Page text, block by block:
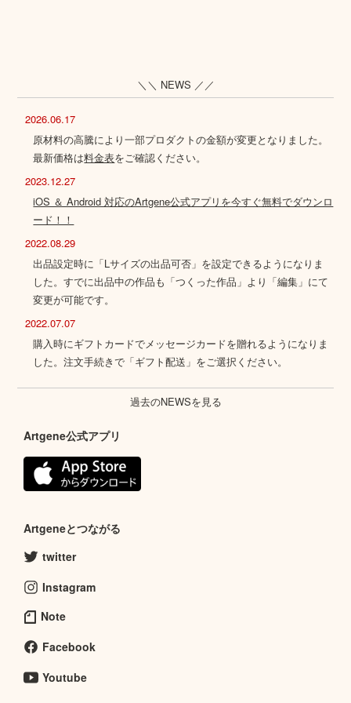
＼＼ NEWS ／／
2026.06.17
原材料の高騰により一部プロダクトの金額が変更となりました。
最新価格は料金表をご確認ください。
2023.12.27
iOS ＆ Android 対応のArtgene公式アプリを今すぐ無料でダウンロ
ード！！
2022.08.29
出品設定時に「Lサイズの出品可否」を設定できるようになりま
した。すでに出品中の作品も「つくった作品」より「編集」にて
変更が可能です。
2022.07.07
購入時にギフトカードでメッセージカードを贈れるようになりま
した。注文手続きで「ギフト配送」をご選択ください。
過去のNEWSを見る
Artgene公式アプリ
Artgeneとつながる
twitter
Instagram
Note
Facebook
Youtube